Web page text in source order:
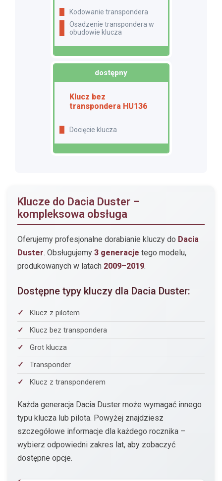
Kodowanie transpondera
Osadzenie transpondera w
obudowie klucza
dostępny
Klucz bez
transpondera HU136
Docięcie klucza
Klucze do Dacia Duster –
kompleksowa obsługa
Oferujemy profesjonalne dorabianie kluczy do Dacia
Duster. Obsługujemy 3 generacje tego modelu,
produkowanych w latach 2009–2019.
Dostępne typy kluczy dla Dacia Duster:
Klucz z pilotem
Klucz bez transpondera
Grot klucza
Transponder
Klucz z transponderem
Każda generacja Dacia Duster może wymagać innego
typu klucza lub pilota. Powyżej znajdziesz
szczegółowe informacje dla każdego rocznika –
wybierz odpowiedni zakres lat, aby zobaczyć
dostępne opcje.